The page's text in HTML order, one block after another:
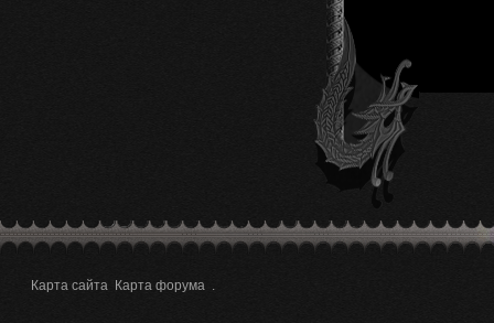
Карта сайта Карта форума